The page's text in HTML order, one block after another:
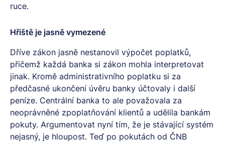
ruce.
Hřiště je jasně vymezené
Dříve zákon jasně nestanovil výpočet poplatků,
přičemž každá banka si zákon mohla interpretovat
jinak. Kromě administrativního poplatku si za
předčasné ukončení úvěru banky účtovaly i další
peníze. Centrální banka to ale považovala za
neoprávněné zpoplatňování klientů a udělila bankám
pokuty. Argumentovat nyní tím, že je stávající systém
nejasný, je hloupost. Teď po pokutách od ČNB